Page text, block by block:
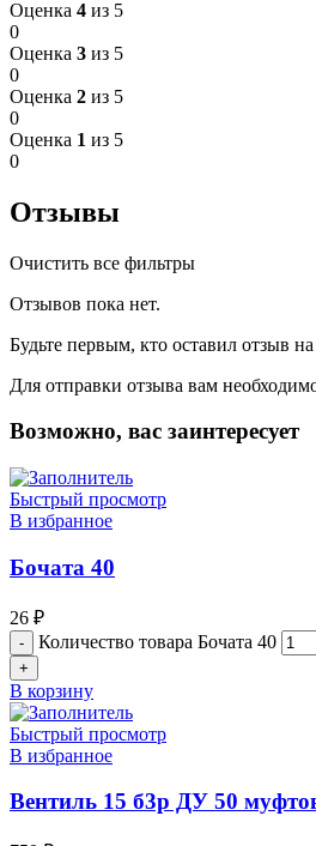
Оценка 4 из 5
0
Оценка 3 из 5
0
Оценка 2 из 5
0
Оценка 1 из 5
0
Отзывы
Очистить все фильтры
Отзывов пока нет.
Будьте первым, кто оставил отзыв
Для отправки отзыва вам
Возможно, вас заинтересует
Быстрый просмотр
В избранное
Бочата 40
26 ₽
Количество товара Бочата 40
В корзину
Быстрый просмотр
В избранное
Вентиль 15 б3р ДУ 50